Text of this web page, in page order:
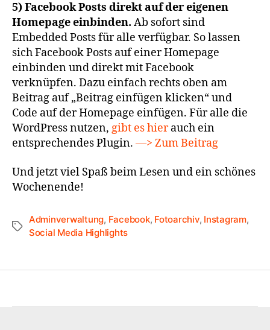
5) Facebook Posts direkt auf der eigenen
Homepage einbinden. Ab sofort sind
Embedded Posts für alle verfügbar. So lassen
sich Facebook Posts auf einer Homepage
einbinden und direkt mit Facebook
verknüpfen. Dazu einfach rechts oben am
Beitrag auf „Beitrag einfügen klicken“ und
Code auf der Homepage einfügen. Für alle die
WordPress nutzen, gibt es hierauch ein
entsprechendes Plugin. —> Zum Beitrag
Und jetzt viel Spaß beim Lesen und ein schönes
Wochenende!
Adminverwaltung, Facebook, Fotoarchiv, Instagram,
Social Media Highlights